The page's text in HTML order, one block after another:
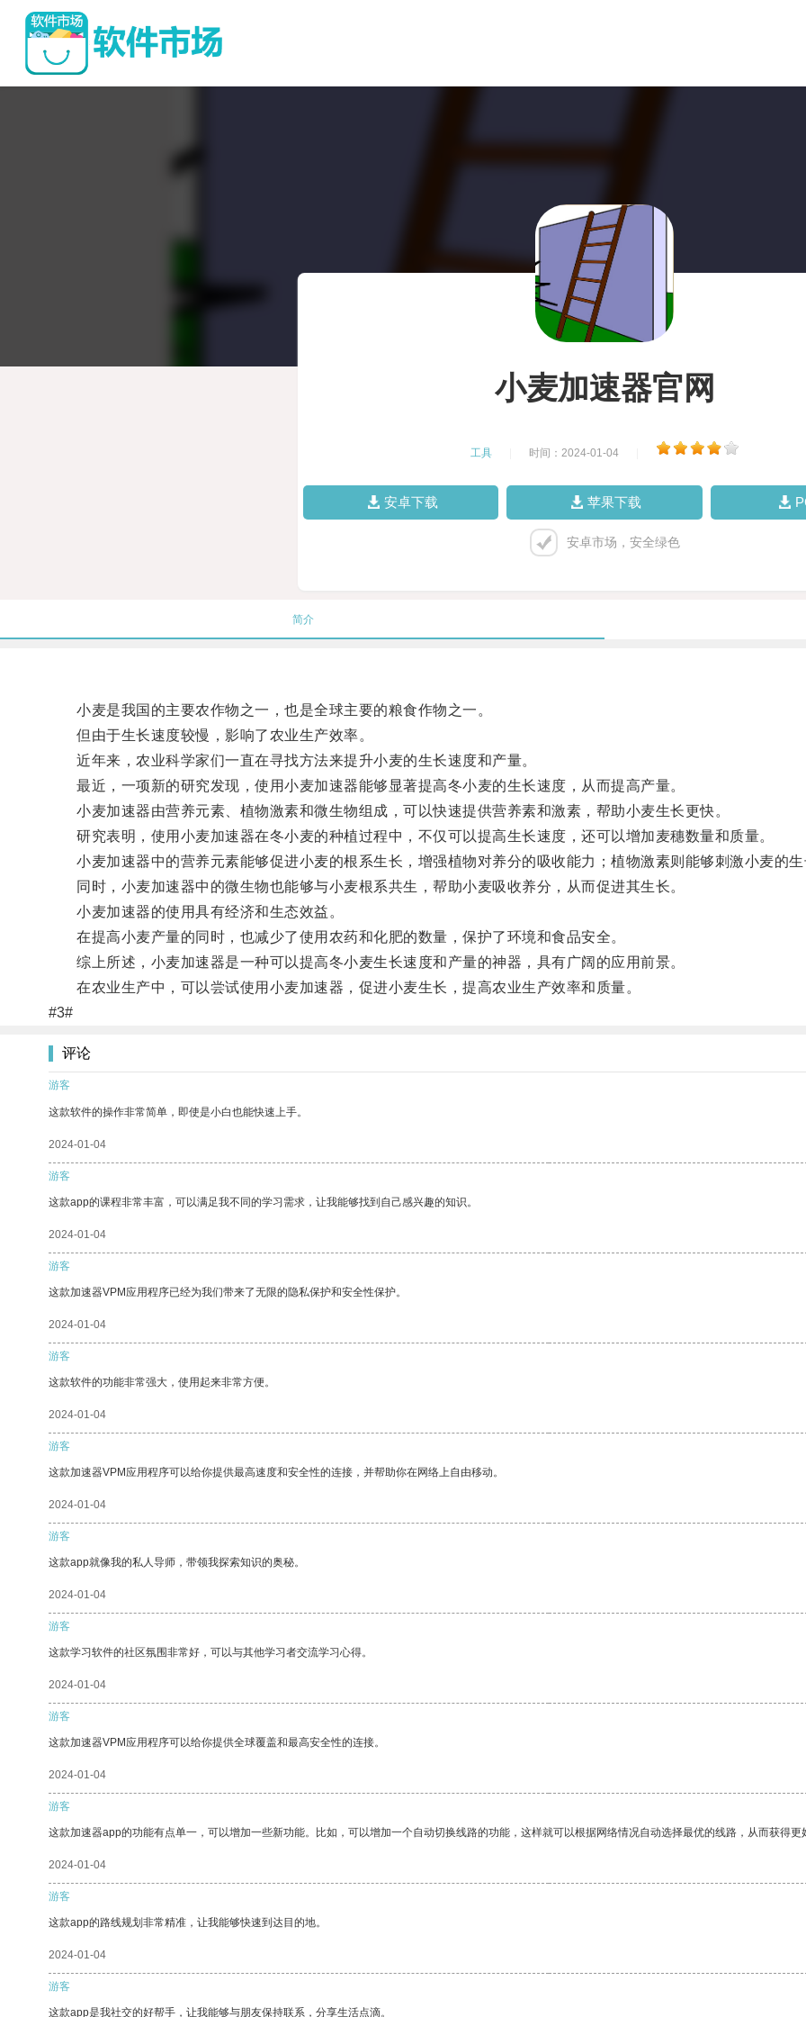
小麦加速器官网
工具 时间：2024-01-04
安卓下载 苹果下载
安卓市场，安全绿色
简介
小麦是我国的主要农作物之一，也是全球主要的粮食作物之一。
但由于生长速度较慢，影响了农业生产效率。
近年来，农业科学家们一直在寻找方法来提升小麦的生长速度和产量。
最近，一项新的研究发现，使用小麦加速器能够显著提高冬小麦的生长速度，从而提高产量。
小麦加速器由营养元素、植物激素和微生物组成，可以快速提供营养素和激素，帮助小麦生长更快。
研究表明，使用小麦加速器在冬小麦的种植过程中，不仅可以提高生长速度，还可以增加麦穗数量和质量。
小麦加速器中的营养元素能够促进小麦的根系生长，增强植物对养分的吸收能力；植物激素则能够刺激小麦的生
同时，小麦加速器中的微生物也能够与小麦根系共生，帮助小麦吸收养分，从而促进其生长。
小麦加速器的使用具有经济和生态效益。
在提高小麦产量的同时，也减少了使用农药和化肥的数量，保护了环境和食品安全。
综上所述，小麦加速器是一种可以提高冬小麦生长速度和产量的神器，具有广阔的应用前景。
在农业生产中，可以尝试使用小麦加速器，促进小麦生长，提高农业生产效率和质量。
#3#
评论
游客
这款软件的操作非常简单，即使是小白也能快速上手。
2024-01-04
游客
这款app的课程非常丰富，可以满足我不同的学习需求，让我能够找到自己感兴趣的知识。
2024-01-04
游客
这款加速器VPM应用程序已经为我们带来了无限的隐私保护和安全性保护。
2024-01-04
游客
这款软件的功能非常强大，使用起来非常方便。
2024-01-04
游客
这款加速器VPM应用程序可以给你提供最高速度和安全性的连接，并帮助你在网络上自由移动。
2024-01-04
游客
这款app就像我的私人导师，带领我探索知识的奥秘。
2024-01-04
游客
这款学习软件的社区氛围非常好，可以与其他学习者交流学习心得。
2024-01-04
游客
这款加速器VPM应用程序可以给你提供全球覆盖和最高安全性的连接。
2024-01-04
游客
这款加速器app的功能有点单一，可以增加一些新功能。比如，可以增加一个自动切换线路的功能，这样就可以根据网络情况自动选择最优的线路，从而获得更
2024-01-04
游客
这款app的路线规划非常精准，让我能够快速到达目的地。
2024-01-04
游客
这款app是我社交的好帮手，让我能够与朋友保持联系，分享生活点滴。